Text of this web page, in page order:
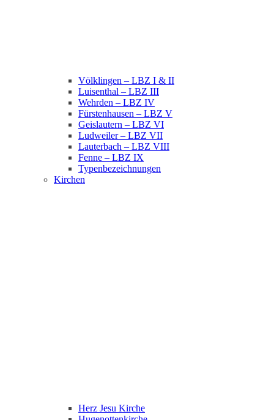
Völklingen – LBZ I & II
Luisenthal – LBZ III
Wehrden – LBZ IV
Fürstenhausen – LBZ V
Geislautern – LBZ VI
Ludweiler – LBZ VII
Lauterbach – LBZ VIII
Fenne – LBZ IX
Typenbezeichnungen
Kirchen
Herz Jesu Kirche